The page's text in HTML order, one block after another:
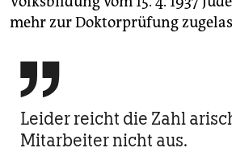
mehr zur Doktorprüfung

Leider reicht die Zahl
Mitarbeiter nicht aus.